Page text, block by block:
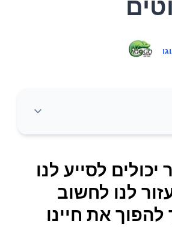
לסייע לנו במקרים של עודף
יותר וכך להפוך את
אשר יכולים לסייע לנו
לנו לחשוב
את חיינו